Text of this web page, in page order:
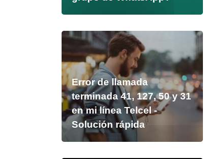
Error de llamada
terminada 41, 127, 50 y 31
en mi línea Telcel -
Solución rápida